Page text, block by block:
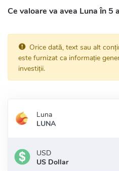
Ce valoare va avea Luna în 5
Orice dată, text sau alt
este furnizat ca informație
investiții.
Luna
LUNA
USD
US Dollar